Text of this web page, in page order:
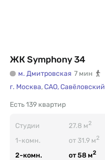
ЖК Symphony 34
м. Дмитровская 7 мин
г. Москва,САО,
139 квартир
Есть
Студии 27.8 м2
1-комн.
от 31.9 м2
2-комн.
от 58 м2